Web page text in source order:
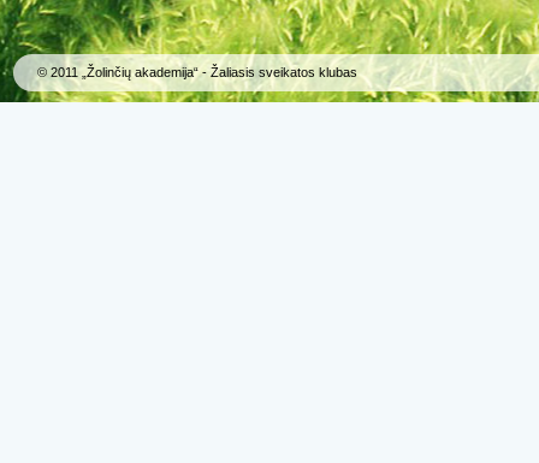
© 2011 „Žolinčių akademija“ - Žaliasis sveikatos klubas